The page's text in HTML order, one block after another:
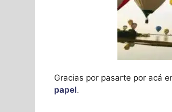
Gracias por pasarte por acá
papel.